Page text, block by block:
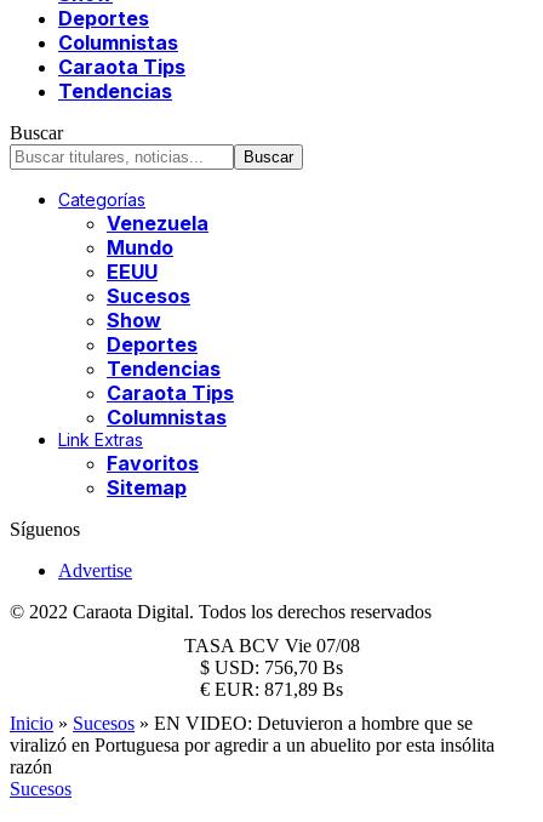
Deportes
Columnistas
Caraota Tips
Tendencias
Buscar
Categorías
Venezuela
Mundo
EEUU
Sucesos
Show
Deportes
Tendencias
Caraota Tips
Columnistas
Link Extras
Favoritos
Sitemap
Síguenos
Advertise
© 2022 Caraota Digital. Todos los derechos reservados
TASA BCV Vie 07/08
$ USD: 756,70 Bs
€ EUR: 871,89 Bs
Inicio » Sucesos » EN VIDEO: Detuvieron a hombre que se
viralizó en Portuguesa por agredir a un abuelito por esta insólita
razón
Sucesos